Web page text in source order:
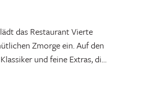
das Restaurant Vierte
Zmorge ein. Auf den
und feine Extras, die